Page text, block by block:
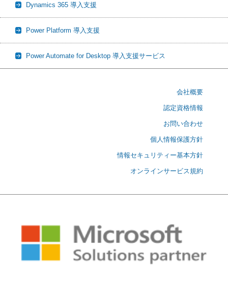
Dynamics 365 導入支援
Power Platform 導入支援
Power Automate for Desktop 導入支援サービス
会社概要
認定資格情報
お問い合わせ
個人情報保護方針
情報セキュリティー基本方針
オンラインサービス規約